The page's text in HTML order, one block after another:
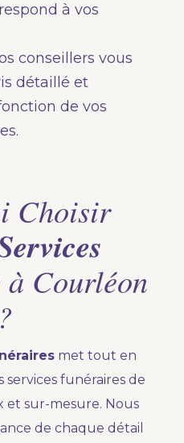
à vos
conseillers vous
détaillé et
de vos
Choisir
à Courléon
?
met tout en
funéraires de
sur-mesure. Nous
de chaque détail